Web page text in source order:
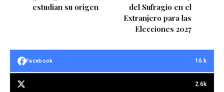
estudian su origen
del Sufragio en el
Extranjero para las
Elecciones 2027
Facebook 16 k
2.6k